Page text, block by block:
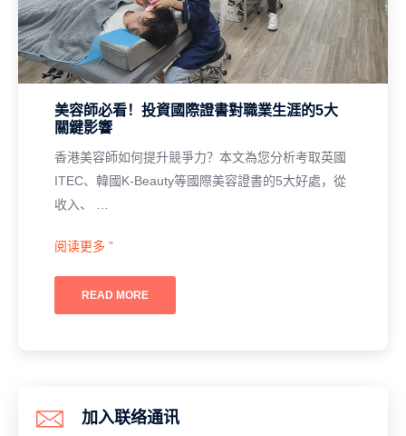
美容師必看！投資國際證書對職業生涯的5大
關鍵影響
香港美容師如何提升競爭力？本文為您分析考取英國
ITEC、韓國K-Beauty等國際美容證書的5大好處，從
收入、 …
阅读更多 ”
READ MORE
加入联络通讯